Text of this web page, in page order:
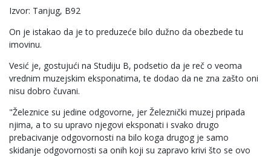
Izvor: Tanjug, B92
On je istakao da je to preduzeće bilo dužno da obezbede tu
imovinu.
Vesić je, gostujući na Studiju B, podsetio da je reč o veoma
vrednim muzejskim eksponatima, te dodao da ne zna zašto oni
nisu dobro čuvani.
"Železnice su jedine odgovorne, jer Železnički muzej pripada
njima, a to su upravo njegovi eksponati i svako drugo
prebacivanje odgovornosti na bilo koga drugog je samo
skidanje odgovornosti sa onih koji su zapravo krivi što se ovo